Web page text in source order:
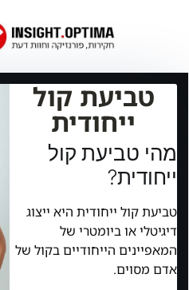
טביעת קול
ייחודית
מהי טביעת קול
ייחודית?
טביעת קול ייחודית היא ייצוג
דיגיטלי או ביומטרי של
המאפיינים הייחודיים בקול של
אדם מסוים.